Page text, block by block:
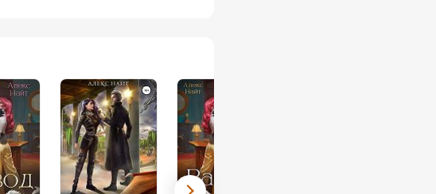
оппонента к нужной
желание поучаствовать в
девушкой, что понятно,
них было достаточно, поэтому и
очень понравилось. Спасибо